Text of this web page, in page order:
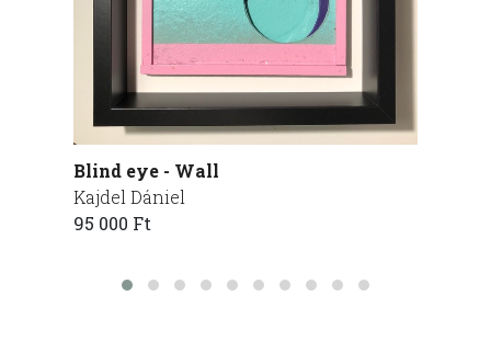
Blind eye - Wall
Kajdel Dániel
95 000 Ft